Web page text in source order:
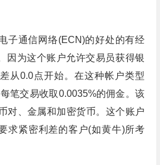
子通信网络(ECN)的好处的有经
因为这个账户允许交易员获得银
从0.0点开始。在这种帐户类型
笔交易收取0.0035%的佣金。该
对、金属和加密货币。这个账户
求紧密利差的客户(如黄牛)所考